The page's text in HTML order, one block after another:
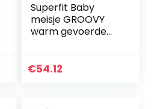
Superfit Baby
meisje GROOVY
warm gevoerde
€54.12